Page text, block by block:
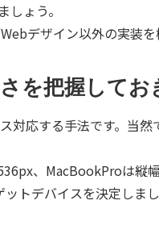
ょう。
デザイン以外の実装を
を把握してお
応する手法です。当
、MacBookProは縦
トデバイスを決定しまし